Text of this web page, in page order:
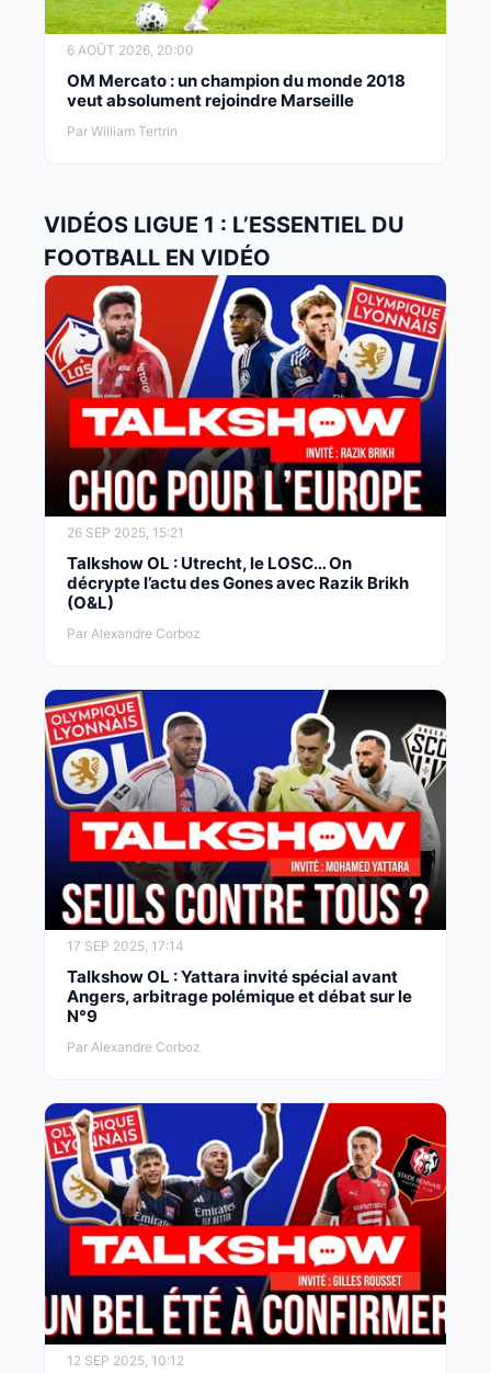
6 AOÛT 2026, 20:00
OM Mercato : un champion du monde 2018
veut absolument rejoindre Marseille
Par William Tertrin
VIDÉOS LIGUE 1 : L’ESSENTIEL DU
FOOTBALL EN VIDÉO
26 SEP 2025, 15:21
Talkshow OL : Utrecht, le LOSC… On
décrypte l’actu des Gones avec Razik Brikh
(O&L)
Par Alexandre Corboz
17 SEP 2025, 17:14
Talkshow OL : Yattara invité spécial avant
Angers, arbitrage polémique et débat sur le
N°9
Par Alexandre Corboz
12 SEP 2025, 10:12